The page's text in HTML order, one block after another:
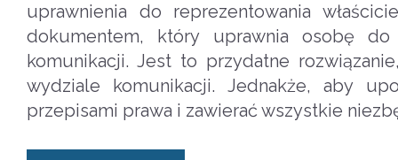
uprawnienia do reprezentowania
dokumentem, który uprawnia osobę do
komunikacji. Jest to przydatne
wydziale komunikacji. Jednakże, aby
przepisami prawa i zawierać wszystkie